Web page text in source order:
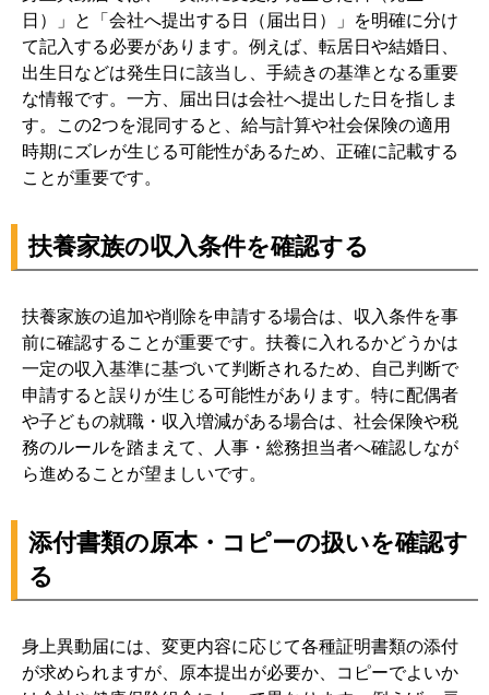
日）」と「会社へ提出する日（届出日）」を明確に分け
て記入する必要があります。例えば、転居日や結婚日、
出生日などは発生日に該当し、手続きの基準となる重要
な情報です。一方、届出日は会社へ提出した日を指しま
す。この2つを混同すると、給与計算や社会保険の適用
時期にズレが生じる可能性があるため、正確に記載する
ことが重要です。
扶養家族の収入条件を確認する
扶養家族の追加や削除を申請する場合は、収入条件を事
前に確認することが重要です。扶養に入れるかどうかは
一定の収入基準に基づいて判断されるため、自己判断で
申請すると誤りが生じる可能性があります。特に配偶者
や子どもの就職・収入増減がある場合は、社会保険や税
務のルールを踏まえて、人事・総務担当者へ確認しなが
ら進めることが望ましいです。
添付書類の原本・コピーの扱いを確認す
る
身上異動届には、変更内容に応じて各種証明書類の添付
が求められますが、原本提出が必要か、コピーでよいか